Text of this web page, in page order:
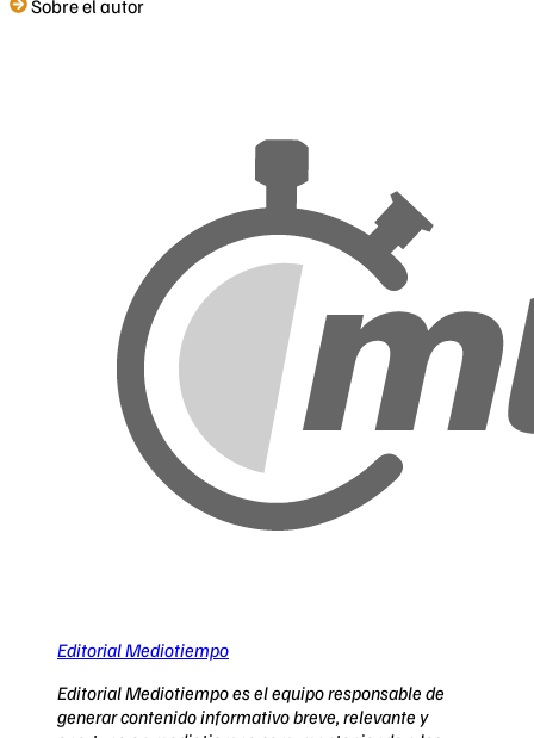
Sobre el autor
Editorial Mediotiempo
Editorial Mediotiempo es el equipo responsable de
generar contenido informativo breve, relevante y